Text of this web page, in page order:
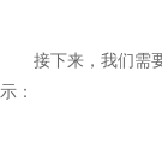
接下来，我们需
示：